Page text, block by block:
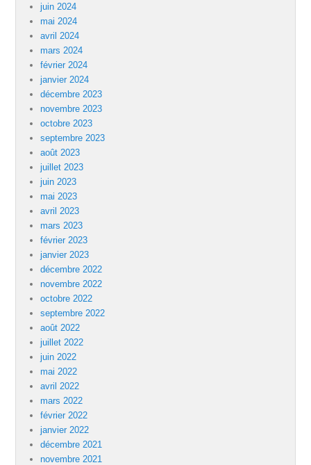
juin 2024
mai 2024
avril 2024
mars 2024
février 2024
janvier 2024
décembre 2023
novembre 2023
octobre 2023
septembre 2023
août 2023
juillet 2023
juin 2023
mai 2023
avril 2023
mars 2023
février 2023
janvier 2023
décembre 2022
novembre 2022
octobre 2022
septembre 2022
août 2022
juillet 2022
juin 2022
mai 2022
avril 2022
mars 2022
février 2022
janvier 2022
décembre 2021
novembre 2021